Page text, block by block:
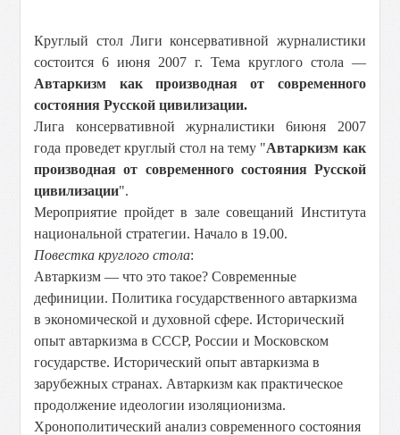
Круглый стол Лиги консервативной журналистики
состоится 6 июня 2007 г. Тема круглого стола —
Автаркизм как производная от современного
состояния Русской цивилизации.
Лига консервативной журналистики 6июня 2007
года проведет круглый стол на тему "Автаркизм как
производная от современного состояния Русской
цивилизации".
Мероприятие пройдет в зале совещаний Института
национальной стратегии. Начало в 19.00.
Повестка круглого стола:
Автаркизм — что это такое? Современные
дефиниции. Политика государственного автаркизма
в экономической и духовной сфере. Исторический
опыт автаркизма в СССР, России и Московском
государстве. Исторический опыт автаркизма в
зарубежных странах. Автаркизм как практическое
продолжение идеологии изоляционизма.
Хронополитический анализ современного состояния